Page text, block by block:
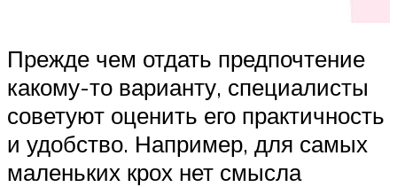
Прежде чем отдать предпочтение
какому-то варианту, специалисты
советуют оценить его практичность
и удобство. Например, для самых
маленьких крох нет смысла